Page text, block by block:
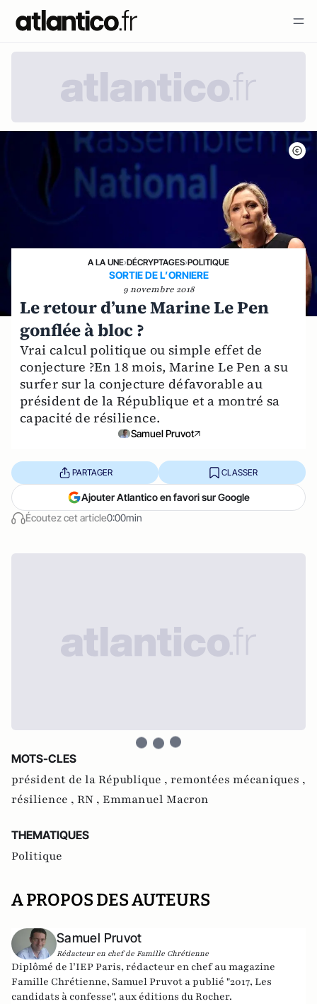
A LA UNE›DÉCRYPTAGES›POLITIQUE
SORTIE DE L’ORNIERE
9 novembre 2018
Le retour d’une Marine Le Pen
gonflée à bloc ?
Vrai calcul politique ou simple effet de
conjecture ?En 18 mois, Marine Le Pen a su
surfer sur la conjecture défavorable au
président de la République et a montré sa
capacité de résilience.
Samuel Pruvot
Écoutez cet article0:00min
PARTAGER CLASSER
Ajouter Atlantico en favori sur Google
MOTS-CLES
président de la République , remontées mécaniques ,
résilience , RN , Emmanuel Macron
THEMATIQUES
Politique
A PROPOS DES AUTEURS
Samuel Pruvot
Rédacteur en chef de Famille Chrétienne
Diplômé de l’IEP Paris, rédacteur en chef au magazine
Famille Chrétienne, Samuel Pruvot a publié "2017, Les
candidats à confesse", aux éditions du Rocher.